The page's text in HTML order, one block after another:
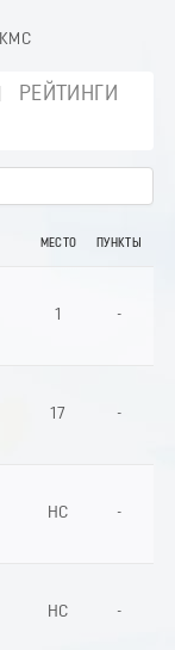
КМС
РЕЙТИНГИ
МЕСТО ПУНКТЫ
1 -
17 -
НС -
НС -